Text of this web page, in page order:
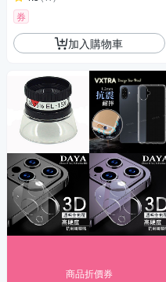
券
加入購物車
商品折價券